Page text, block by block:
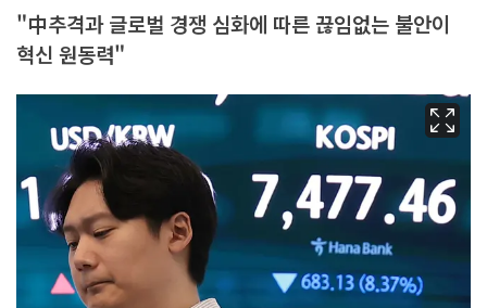
"中추격과 글로벌 경쟁 심화에 따른 끊임없는 불안이
혁신 원동력"